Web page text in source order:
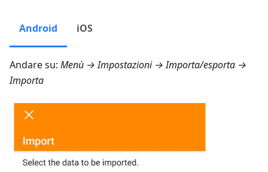
Android iOS
Andare su: Menù → Impostazioni → Importa/esporta →
Importa